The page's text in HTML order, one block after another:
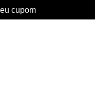
cupom